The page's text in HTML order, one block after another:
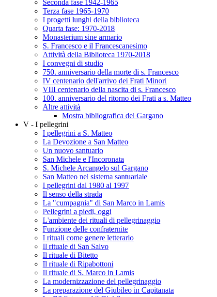
Seconda fase 1942-1965
Terza fase 1965-1970
I progetti lunghi della biblioteca
Quarta fase: 1970-2018
Monasterium sine armario
S. Francesco e il Francescanesimo
Attività della Biblioteca 1970-2018
I convegni di studio
750. anniversario della morte di s. Francesco
IV centenario dell'arrivo dei Frati Minori
VIII centenario della nascita di s. Francesco
100. anniversario del ritorno dei Frati a s. Matteo
Altre attività
Mostra bibliografica del Gargano
V - I pellegrini
I pellegrini a S. Matteo
La Devozione a San Matteo
Un nuovo santuario
San Michele e l'Incoronata
S. Michele Arcangelo sul Gargano
San Matteo nel sistema santuariale
I pellegrini dal 1980 al 1997
Il senso della strada
La "cumpagnia" di San Marco in Lamis
Pellegrini a piedi, oggi
L'ambiente dei rituali di pellegrinaggio
Funzione delle confraternite
I rituali come genere letterario
Il rituale di San Salvo
Il rituale di Bitetto
Il rituale di Ripabottoni
Il rituale di S. Marco in Lamis
La modernizzazione del pellegrinaggio
La preparazione del Giubileo in Capitanata